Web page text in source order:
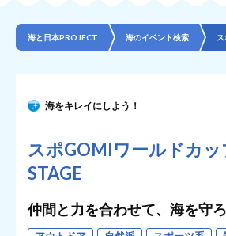
海と日本PROJECT 海のイベント検索
海をキレイにしよう！
スポGOMIワールドカ
STAGE
仲間と力を合わせて、海を守ろ